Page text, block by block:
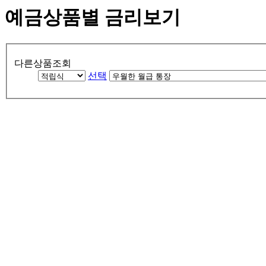
예금상품별 금리보기
다른상품조회
선택